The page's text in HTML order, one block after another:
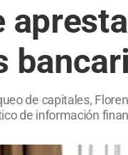
de capitales,
de información